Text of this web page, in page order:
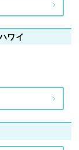
ワイ